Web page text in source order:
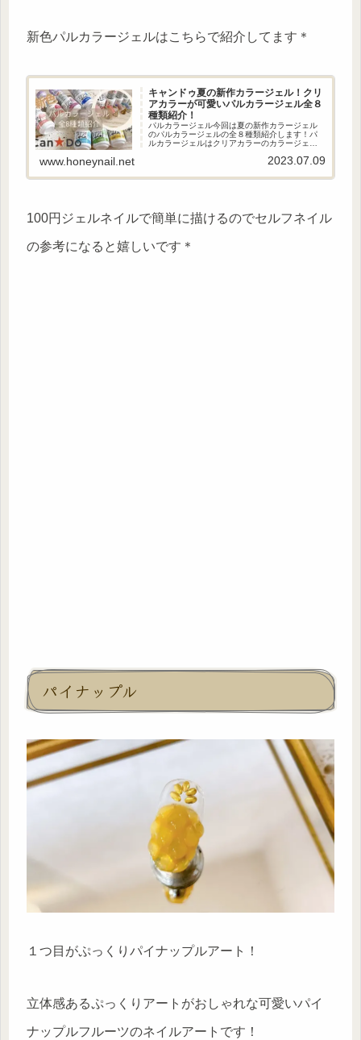
新色パルカラージェルはこちらで紹介してます＊
キャンドゥ夏の新作カラージェル！クリ
アカラーが可愛いパルカラージェル全８
種類紹介！
パルカラージェル今回は夏の新作カラージェル
のパルカラージェルの全８種類紹介します！パ
ルカラージェルはクリアカラーのカラージェル
ジェルです！ワンカラーやグラデーションはも
www.honeynail.net 2023.07.09
100円ジェルネイルで簡単に描けるのでセルフネイル
の参考になると嬉しいです＊
パイナップル
１つ目がぷっくりパイナップルアート！
立体感あるぷっくりアートがおしゃれな可愛いパイ
ナップルフルーツのネイルアートです！